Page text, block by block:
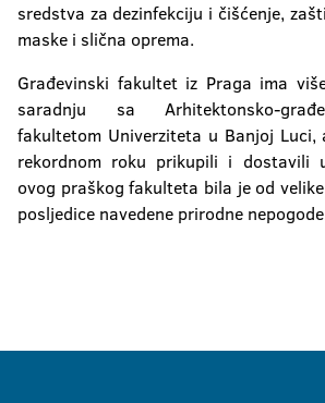
sredstva za dezinfekciju i čišćenje,
maske i slična oprema.
Građevinski fakultet iz Praga ima
saradnju sa Arhitektonsko-
fakultetom Univerziteta u Banjoj Luci,
rekordnom roku prikupili i dostavili
ovog praškog fakulteta bila je od
posljedice navedene prirodne